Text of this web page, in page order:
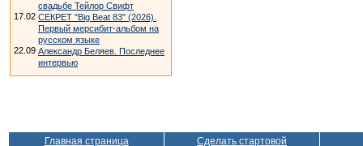
свадьбе Тейлор Свифт
17.02 СЕКРЕТ "Big Beat 83" (2026).
Первый мерсибит-альбом на
русском языке
22.09 Александр Беляев. Последнее
интервью
Главная страница Сделать стартовой